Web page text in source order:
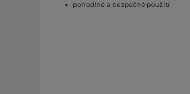
pohodlné a bezpečné použití